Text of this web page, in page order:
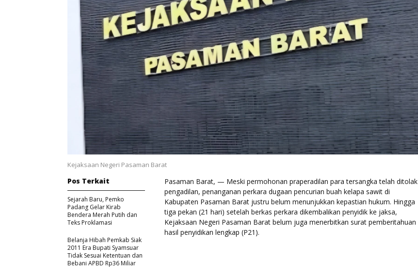
Kejaksaan Negeri Pasaman Barat
Pasaman Barat, — Meski permohonan praperadilan para tersangka telah ditolak
pengadilan, penanganan perkara dugaan pencurian buah kelapa sawit di
Kabupaten Pasaman Barat justru belum menunjukkan kepastian hukum. Hingga
tiga pekan (21 hari) setelah berkas perkara dikembalikan penyidik ke jaksa,
Kejaksaan Negeri Pasaman Barat belum juga menerbitkan surat pemberitahuan
hasil penyidikan lengkap (P21).
Pos Terkait
Sejarah Baru, Pemko
Padang Gelar Kirab
Bendera Merah Putih dan
Teks Proklamasi
Belanja Hibah Pemkab Siak
2011 Era Bupati Syamsuar
Tidak Sesuai Ketentuan dan
Bebani APBD Rp36 Miliar